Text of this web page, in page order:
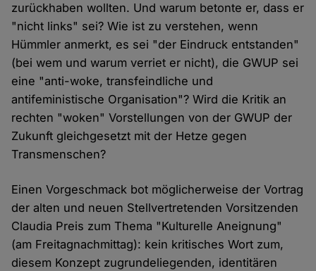
zurückhaben wollten. Und warum betonte er, dass er
"nicht links" sei? Wie ist zu verstehen, wenn
Hümmler anmerkt, es sei "der Eindruck entstanden"
(bei wem und warum verriet er nicht), die GWUP sei
eine "anti-woke, transfeindliche und
antifeministische Organisation"? Wird die Kritik an
rechten "woken" Vorstellungen von der GWUP der
Zukunft gleichgesetzt mit der Hetze gegen
Transmenschen?
Einen Vorgeschmack bot möglicherweise der Vortrag
der alten und neuen Stellvertretenden Vorsitzenden
Claudia Preis zum Thema "Kulturelle Aneignung"
(am Freitagnachmittag): kein kritisches Wort zum,
diesem Konzept zugrundeliegenden, identitären